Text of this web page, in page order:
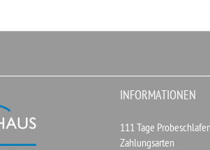
INFORMATIONEN
111 Tage Probeschlafen
Zahlungsarten